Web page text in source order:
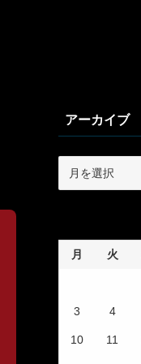
アーカイブ
月 火
3 4
10 11